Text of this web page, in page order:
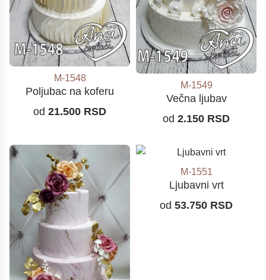
M-1548
Poljubac na koferu
od 21.500 RSD
M-1549
Večna ljubav
od 2.150 RSD
M-1551
Ljubavni vrt
od 53.750 RSD